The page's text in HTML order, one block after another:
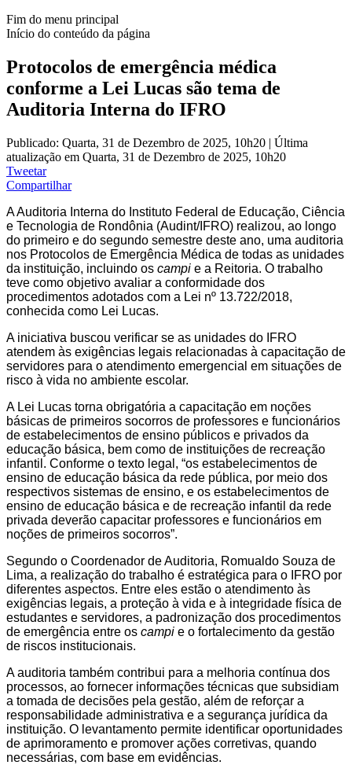
Fim do menu principal
Início do conteúdo da página
Protocolos de emergência médica
conforme a Lei Lucas são tema de
Auditoria Interna do IFRO
Publicado: Quarta, 31 de Dezembro de 2025, 10h20 | Última
atualização em Quarta, 31 de Dezembro de 2025, 10h20
Tweetar
Compartilhar
A Auditoria Interna do Instituto Federal de Educação, Ciência
e Tecnologia de Rondônia (Audint/IFRO) realizou, ao longo
do primeiro e do segundo semestre deste ano, uma auditoria
nos Protocolos de Emergência Médica de todas as unidades
da instituição, incluindo os campi e a Reitoria. O trabalho
teve como objetivo avaliar a conformidade dos
procedimentos adotados com a Lei nº 13.722/2018,
conhecida como Lei Lucas.
A iniciativa buscou verificar se as unidades do IFRO
atendem às exigências legais relacionadas à capacitação de
servidores para o atendimento emergencial em situações de
risco à vida no ambiente escolar.
A Lei Lucas torna obrigatória a capacitação em noções
básicas de primeiros socorros de professores e funcionários
de estabelecimentos de ensino públicos e privados da
educação básica, bem como de instituições de recreação
infantil. Conforme o texto legal, “os estabelecimentos de
ensino de educação básica da rede pública, por meio dos
respectivos sistemas de ensino, e os estabelecimentos de
ensino de educação básica e de recreação infantil da rede
privada deverão capacitar professores e funcionários em
noções de primeiros socorros”.
Segundo o Coordenador de Auditoria, Romualdo Souza de
Lima, a realização do trabalho é estratégica para o IFRO por
diferentes aspectos. Entre eles estão o atendimento às
exigências legais, a proteção à vida e à integridade física de
estudantes e servidores, a padronização dos procedimentos
de emergência entre os campi e o fortalecimento da gestão
de riscos institucionais.
A auditoria também contribui para a melhoria contínua dos
processos, ao fornecer informações técnicas que subsidiam
a tomada de decisões pela gestão, além de reforçar a
responsabilidade administrativa e a segurança jurídica da
instituição. O levantamento permite identificar oportunidades
de aprimoramento e promover ações corretivas, quando
necessárias, com base em evidências.